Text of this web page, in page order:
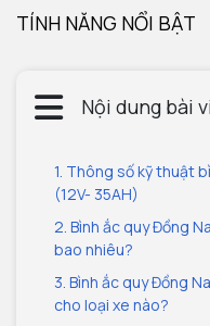
TÍNH NĂNG NỔI BẬT
Nội dung bài
1. Thông số kỹ thuật
(12V- 35AH)
2. Bình ắc quy Đồng
bao nhiêu?
3. Bình ắc quy Đồng
cho loại xe nào?